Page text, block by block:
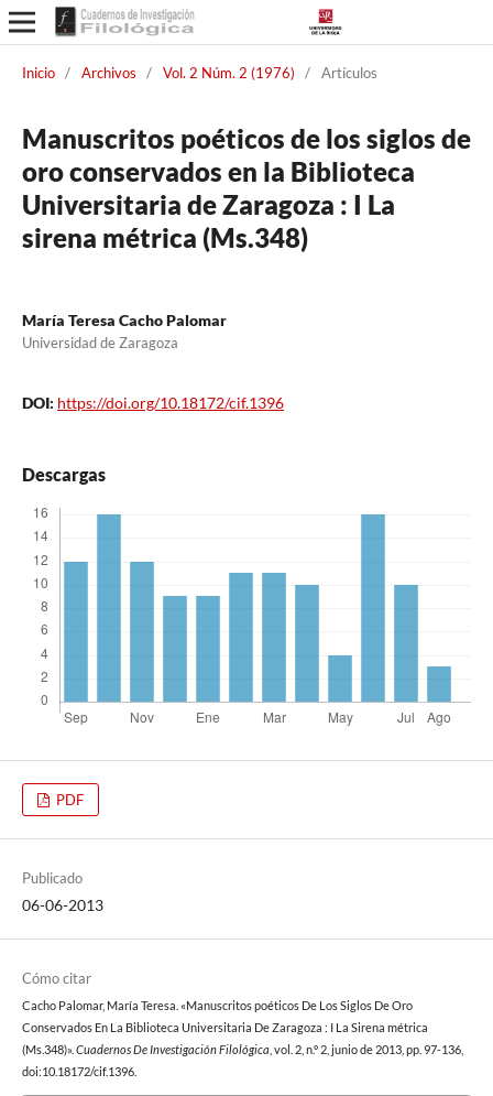
Inicio / Archivos / Vol. 2 Núm. 2 (1976) / Artículos
Manuscritos poéticos de los siglos de
oro conservados en la Biblioteca
Universitaria de Zaragoza : I La
sirena métrica (Ms.348)
María Teresa Cacho Palomar
Universidad de Zaragoza
DOI: https://doi.org/10.18172/cif.1396
Descargas
PDF
Publicado
06-06-2013
Cómo citar
Cacho Palomar, María Teresa. «Manuscritos poéticos De Los Siglos De Oro
Conservados En La Biblioteca Universitaria De Zaragoza : I La Sirena métrica
(Ms.348)». Cuadernos De Investigación Filológica , vol. 2, n.º 2, junio de 2013, pp. 97-136,
doi:10.18172/cif.1396.